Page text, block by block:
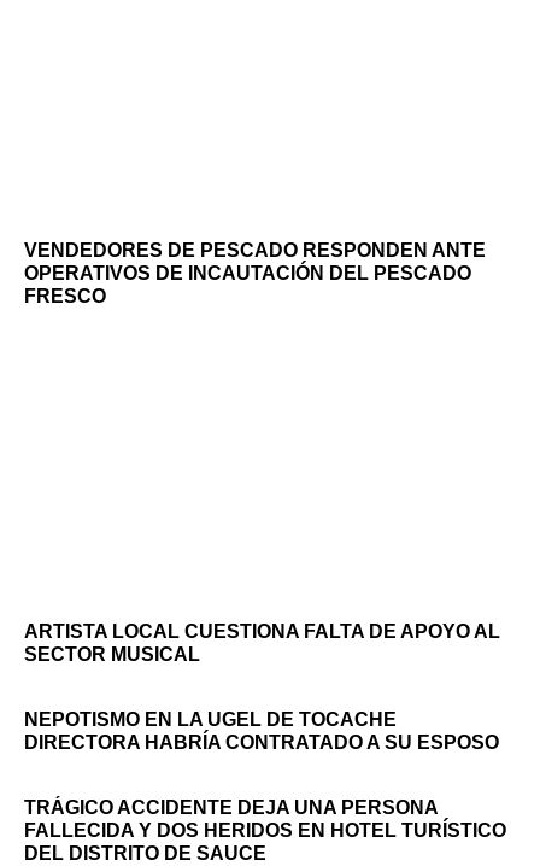
VENDEDORES DE PESCADO RESPONDEN ANTE
OPERATIVOS DE INCAUTACIÓN DEL PESCADO
FRESCO
ARTISTA LOCAL CUESTIONA FALTA DE APOYO AL
SECTOR MUSICAL
NEPOTISMO EN LA UGEL DE TOCACHE
DIRECTORA HABRÍA CONTRATADO A SU ESPOSO
TRÁGICO ACCIDENTE DEJA UNA PERSONA
FALLECIDA Y DOS HERIDOS EN HOTEL TURÍSTICO
DEL DISTRITO DE SAUCE